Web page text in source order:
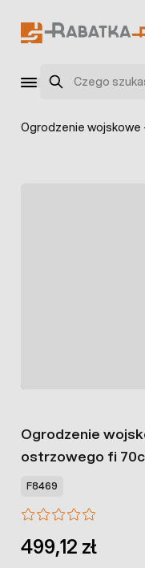
Szukaj
Ogrodzenie
Ogrodzenie
ostrzowego fi
F8469
499,12 zł